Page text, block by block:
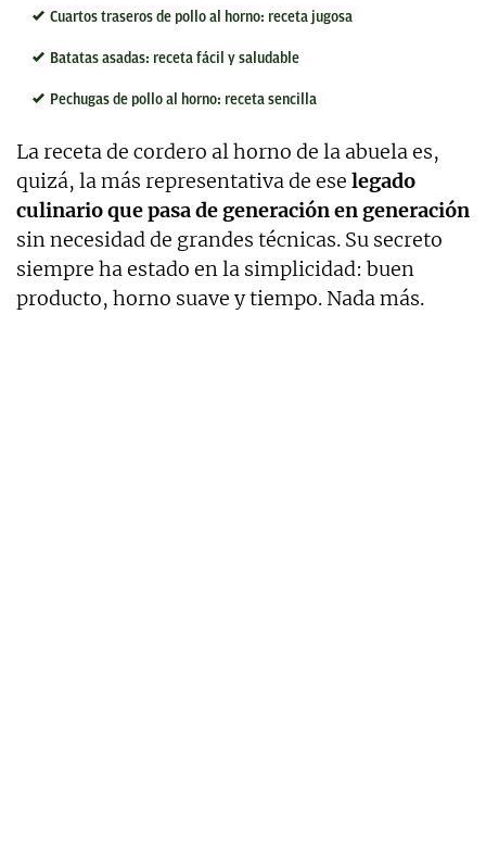
Cuartos traseros de pollo al horno: receta jugosa
Batatas asadas: receta fácil y saludable
Pechugas de pollo al horno: receta sencilla
La receta de cordero al horno de la abuela es,
quizá, la más representativa de ese legado
culinario que pasa de generación en generación
sin necesidad de grandes técnicas. Su secreto
siempre ha estado en la simplicidad: buen
producto, horno suave y tiempo. Nada más.